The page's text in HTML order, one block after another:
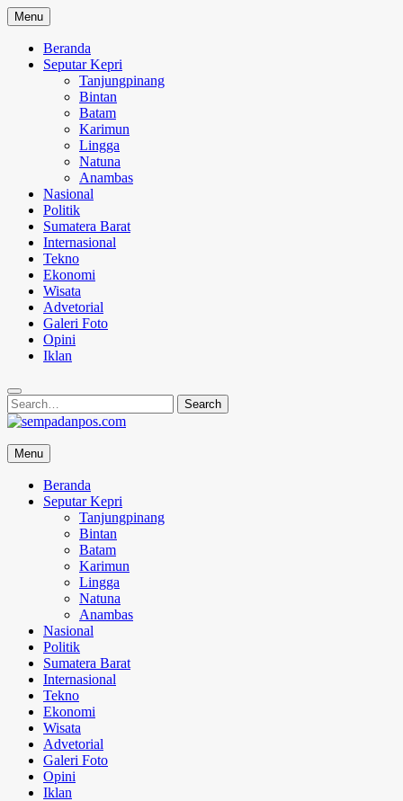
Skip
to
content
Menu
Beranda
Seputar Kepri
Tanjungpinang
Bintan
Batam
Karimun
Lingga
Natuna
Anambas
Nasional
Politik
Sumatera Barat
Internasional
Tekno
Ekonomi
Wisata
Advetorial
Galeri Foto
Opini
Iklan
Search
for:
Search
sempadanpos.com
Menyampaikan Berita Dengan Analisa
Menu
Beranda
Seputar Kepri
Tanjungpinang
Bintan
Batam
Karimun
Lingga
Natuna
Anambas
Nasional
Politik
Sumatera Barat
Internasional
Tekno
Ekonomi
Wisata
Advetorial
Galeri Foto
Opini
Iklan